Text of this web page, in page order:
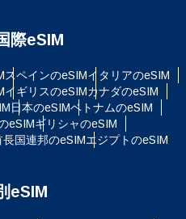
際eSIM
スペインのeSIMイタリアのeSIM
イギリスのeSIMカナダのeSIM
日本のeSIMベトナムのeSIM
eSIMギリシャのeSIM
長国連邦のeSIMエジプトのeSIM
eSIM